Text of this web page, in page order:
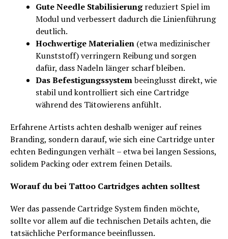
Gute Needle Stabilisierungreduziert Spiel im
Modul und verbessert dadurch die Linienführung
deutlich.
Hochwertige Materialien (etwa medizinischer
Kunststoff) verringern Reibung und sorgen
dafür, dass Nadeln länger scharf bleiben.
Das Befestigungssystembeeinglusst direkt, wie
stabil und kontrolliert sich eine Cartridge
während des Tätowierens anfühlt.
Erfahrene Artists achten deshalb weniger auf reines
Branding, sondern darauf, wie sich eine Cartridge unter
echten Bedingungen verhält – etwa bei langen Sessions,
solidem Packing oder extrem feinen Details.
Worauf du bei Tattoo Cartridges achten solltest
Wer das passende Cartridge System finden möchte,
sollte vor allem auf die technischen Details achten, die
tatsächliche Performance beeinflussen.